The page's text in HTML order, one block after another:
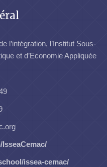
l’intégration, l’Institut Sous-
et d’Economie Appliquée
issea-cemac/